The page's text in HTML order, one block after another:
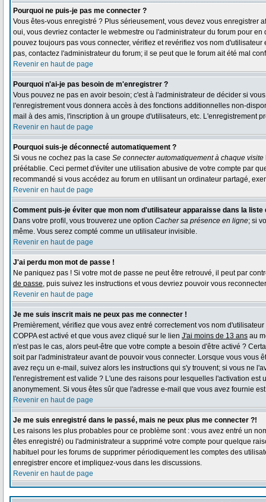
Pourquoi ne puis-je pas me connecter ?
Vous êtes-vous enregistré ? Plus sérieusement, vous devez vous enregistrer
oui, vous devriez contacter le webmestre ou l'administrateur du forum pour
pouvez toujours pas vous connecter, vérifiez et revérifiez vos nom
pas, contactez l'administrateur du forum; il se peut que le forum ait été mal
Revenir en haut de page
Pourquoi n'ai-je pas besoin de m'enregistrer ?
Vous pouvez ne pas en avoir besoin; c'est à l'administrateur de décider si
l'enregistrement vous donnera accès à des fonctions additionnelles non-
mail à des amis, l'inscription à un groupe d'utilisateurs, etc. L'enregistrement
Revenir en haut de page
Pourquoi suis-je déconnecté automatiquement ?
Si vous ne cochez pas la case Se connecter automatiquement à chaque visite
préétablie. Ceci permet d'éviter une utilisation abusive de votre compte par
recommandé si vous accédez au forum en utilisant un ordinateur partagé,
Revenir en haut de page
Comment puis-je éviter que mon nom d'utilisateur apparaisse dans la liste
Dans votre profil, vous trouverez une option Cacher sa présence en ligne; si
même. Vous serez compté comme un utilisateur invisible.
Revenir en haut de page
J'ai perdu mon mot de passe !
Ne paniquez pas ! Si votre mot de passe ne peut être retrouvé, il peut par
de passe, puis suivez les instructions et vous devriez pouvoir vous
Revenir en haut de page
Je me suis inscrit mais ne peux pas me connecter !
Premièrement, vérifiez que vous avez entré correctement vos nom
COPPA est activé et que vous avez cliqué sur le lien J'ai moins de 13 ans au
n'est pas le cas, alors peut-être que votre compte a besoin d'être activé ?
soit par l'administrateur avant de pouvoir vous connecter. Lorsque vous
avez reçu un e-mail, suivez alors les instructions qui s'y trouvent; si vous ne
l'enregistrement est valide ? L'une des raisons pour lesquelles l'activation
anonymement. Si vous êtes sûr que l'adresse e-mail que vous avez fournie
Revenir en haut de page
Je me suis enregistré dans le passé, mais ne peux plus me connecter ?!
Les raisons les plus probables pour ce problème sont : vous avez entré un
êtes enregistré) ou l'administrateur a supprimé votre compte pour quelque
habituel pour les forums de supprimer périodiquement les comptes des
enregistrer encore et impliquez-vous dans les discussions.
Revenir en haut de page